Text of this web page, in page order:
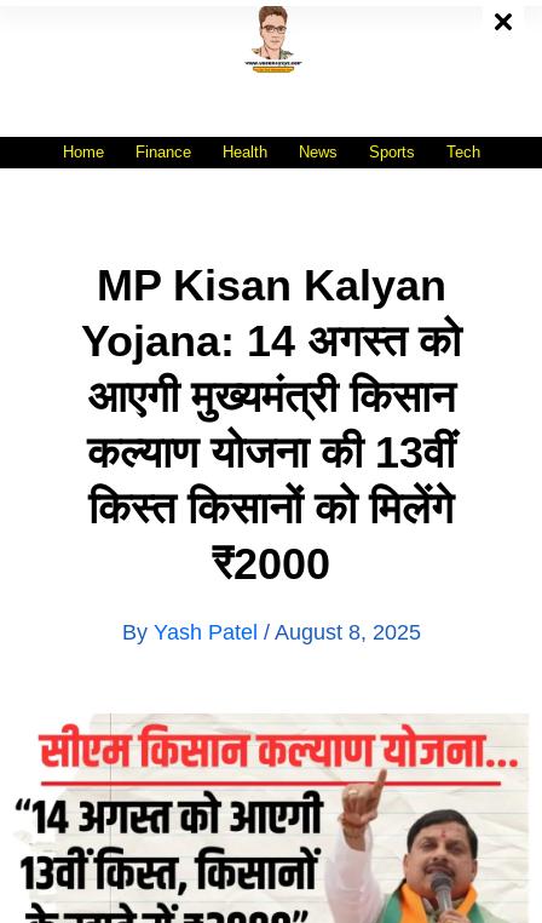
Home Finance Health News Sports Tech
MP Kisan Kalyan
Yojana: 14 अगस्त को
आएगी मुख्यमंत्री किसान
कल्याण योजना की 13वीं
किस्त किसानों को मिलेंगे
₹2000
By Yash Patel / August 8, 2025